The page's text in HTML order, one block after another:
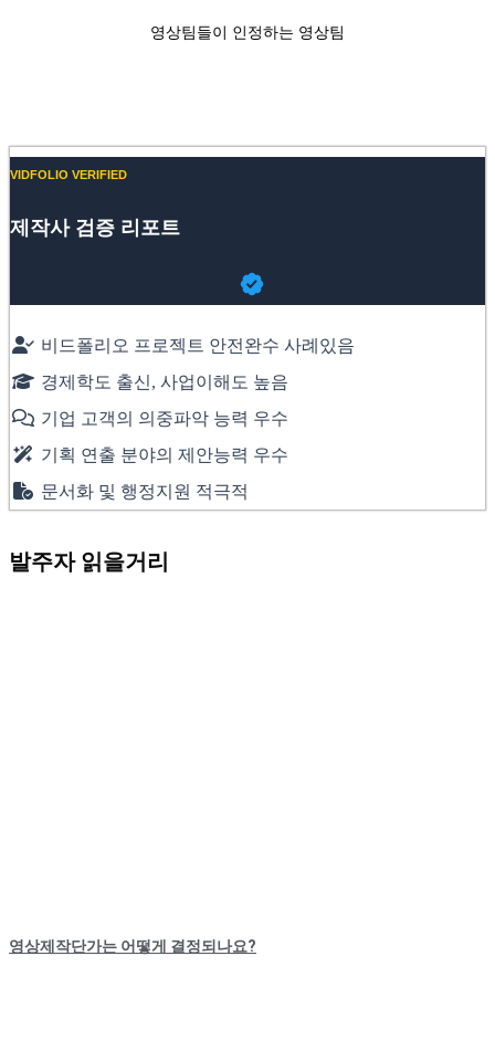
영상팀들이 인정하는 영상팀
VIDFOLIO VERIFIED
제작사 검증 리포트
비드폴리오 프로젝트 안전완수 사례있음
경제학도 출신, 사업이해도 높음
기업 고객의 의중파악 능력 우수
기획 연출 분야의 제안능력 우수
문서화 및 행정지원 적극적
발주자 읽을거리
영상제작단가는 어떻게 결정되나요?